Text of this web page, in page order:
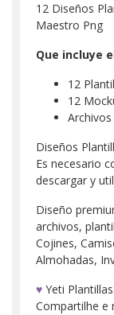
12 Diseños
Maestro Png
Que incluye
12
12
Archivos
Diseños
Es necesario
descargar y
Diseño
archivos,
Cojines,
Almohadas,
♥ Yeti
Compartilhe e